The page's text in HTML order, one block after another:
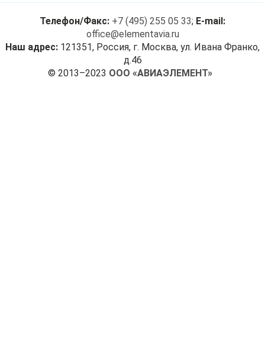
Телефон/Факс: +7 (495) 255 05 33; E-mail:
office@elementavia.ru
Наш адрес: 121351, Россия, г. Москва, ул. Ивана Франко,
д.46
© 2013–2023 ООО «АВИАЭЛЕМЕНТ»